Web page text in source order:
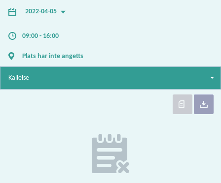
2022-04-05
09:00 - 16:00
Plats har inte angetts
Kallelse